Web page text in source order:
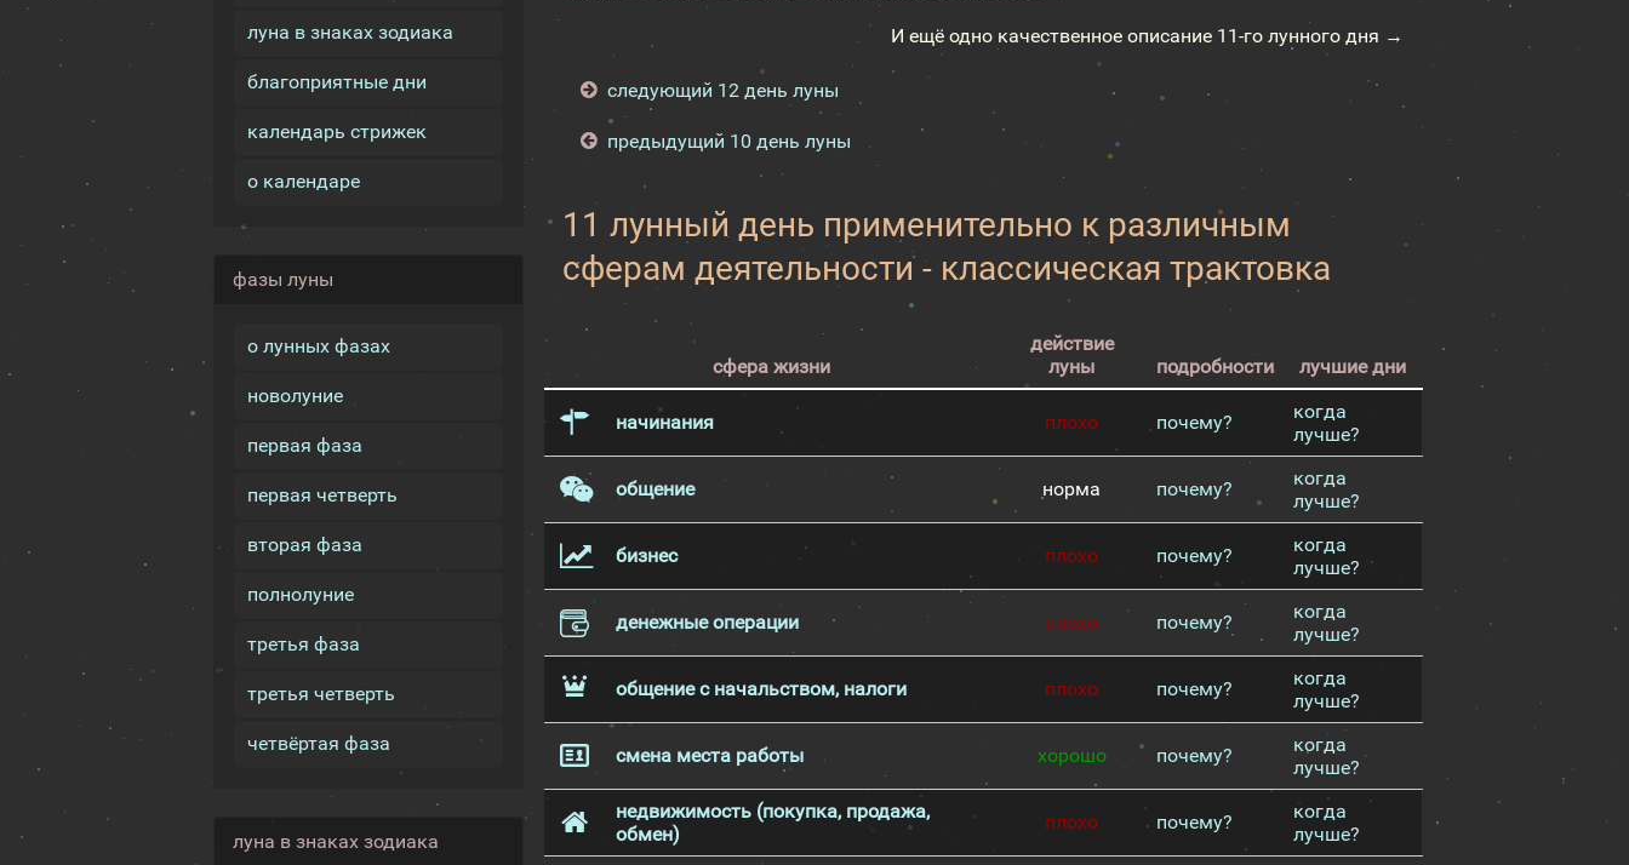
луна в знаках зодиака
благоприятные дни
календарь стрижек
о календаре
фазы луны
о лунных фазах
новолуние
первая фаза
первая четверть
вторая фаза
полнолуние
третья фаза
третья четверть
четвёртая фаза
луна в знаках зодиака
И ещё одно качественное описание 11-го лунного дня →
следующий 12 день луны
предыдущий 10 день луны
11 лунный день применительно к различным
сферам деятельности - классическая трактовка
сфера жизни
действие
луны
подробности лучшие дни
начинания плохо почему?
когда
лучше?
общение норма почему?
когда
лучше?
бизнес плохо почему?
когда
лучше?
денежные операции плохо почему?
когда
лучше?
общение с начальством, налоги плохо почему?
когда
лучше?
смена места работы хорошо почему?
когда
лучше?
недвижимость (покупка, продажа,
обмен)
плохо почему?
когда
лучше?